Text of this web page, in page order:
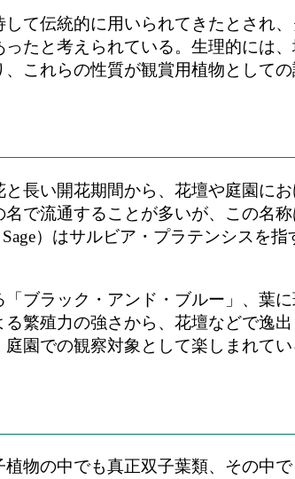
て伝統的に用いられてきたとされ
たと考えられている。生理的には
これらの性質が観賞用植物としての
長い開花期間から、花壇や庭園に
で流通することが多いが、この名
）はサルビア・プラテンシスを
ブラック・アンド・ブルー」、葉
繁殖力の強さから、花壇などで逸
園での観察対象として楽しまれてい
物の中でも真正双子葉類、その中